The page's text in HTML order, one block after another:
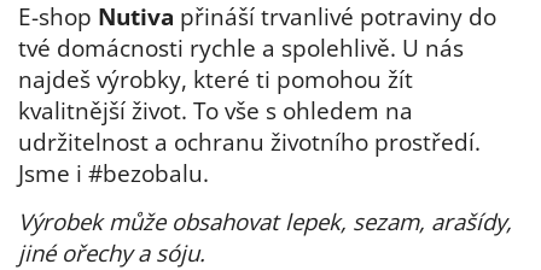
E-shop Nutiva přináší trvanlivé potraviny do
tvé domácnosti rychle a spolehlivě. U nás
najdeš výrobky, které ti pomohou žít
kvalitnější život. To vše s ohledem na
udržitelnost a ochranu životního prostředí.
Jsme i #bezobalu.
Výrobek může obsahovat lepek, sezam, arašídy,
jiné ořechy a sóju.